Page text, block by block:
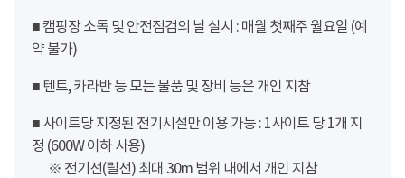
■ 캠핑장 소독 및 안전점검의 날 실시 : 매월 첫째주 월요일 (예
약 불가)
■ 텐트, 카라반 등 모든 물품 및 장비 등은 개인 지참
■ 사이트당 지정된 전기시설만 이용 가능 : 1사이트 당 1개 지
정 (600W 이하 사용)
※ 전기선(릴선) 최대 30m 범위 내에서 개인 지참